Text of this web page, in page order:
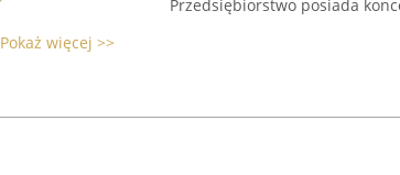
Pokaż więcej >>
Przedsiębiorstwo posiada